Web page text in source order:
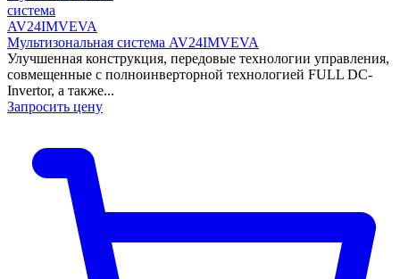
Мультизональная система AV24IMVEVA
Улучшенная конструкция, передовые технологии управления,
совмещенные с полноинверторной технологией FULL DC-
Invertor, а также...
Запросить цену